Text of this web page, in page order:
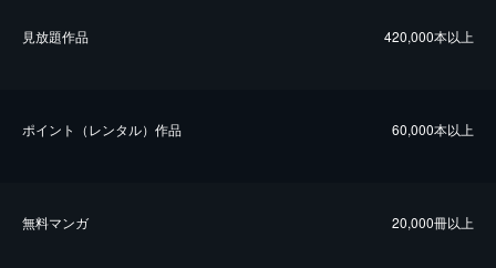
⾒放題作品 420,000本以上
ポイント（レンタル）作品 60,000本以上
無料マンガ 20,000冊以上